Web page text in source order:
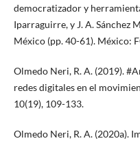
democratizador y
Iparraguirre, y J. A. Sánchez
México (pp. 40-61). México:
Olmedo Neri, R. A. (2019).
redes digitales en el
10(19), 109-133.
Olmedo Neri, R. A. (2020a).